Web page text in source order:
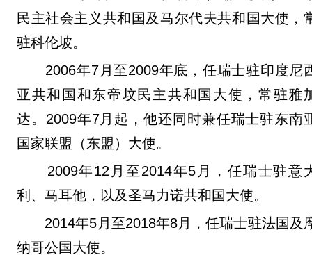
民主社会主义共和国及马尔代夫共和国大使，
驻科伦坡。
2006年7月至2009年底，任瑞士驻印度尼
亚共和国和东帝坟民主共和国大使，常驻雅
达。2009年7月起，他还同时兼任瑞士驻东南
国家联盟（东盟）大使。
2009年12月至2014年5月，任瑞士驻意
利、马耳他，以及圣马力诺共和国大使。
2014年5月至2018年8月，任瑞士驻法国及
纳哥公国大使。